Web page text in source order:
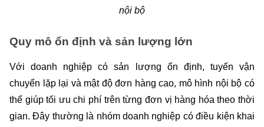
nội bộ
Quy mô ổn định và sản lượng lớn
Với doanh nghiệp có sản lượng ổn định, tuyến vận
chuyển lặp lại và mật độ đơn hàng cao, mô hình nội bộ có
thể giúp tối ưu chi phí trên từng đơn vị hàng hóa theo thời
gian. Đây thường là nhóm doanh nghiệp có điều kiện khai